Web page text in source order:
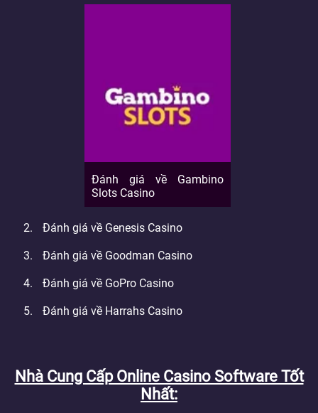
Đánh giá về Gambino
Slots Casino
Đánh giá về Genesis Casino
Đánh giá về Goodman Casino
Đánh giá về GoPro Casino
Đánh giá về Harrahs Casino
Nhà Cung Cấp Online Casino Software Tốt
Nhất